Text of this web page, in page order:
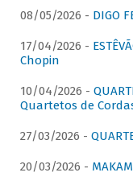
08/05/2026 - DIGO
17/04/2026 -
Chopin
10/04/2026 -
Quartetos de
27/03/2026 -
20/03/2026 -